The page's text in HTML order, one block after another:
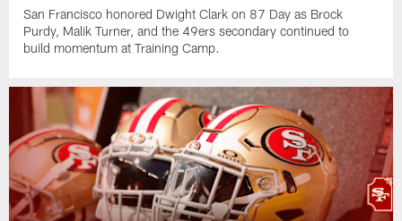
San Francisco honored Dwight Clark on 87 Day as Brock
Purdy, Malik Turner, and the 49ers secondary continued to
build momentum at Training Camp.